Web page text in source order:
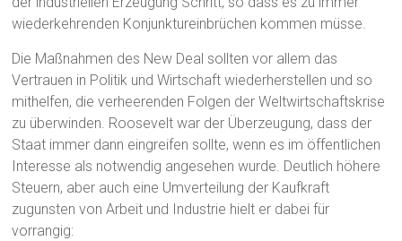
wiederkehrenden Konjunktureinbrüchen kommen müsse.
Die Maßnahmen des New Deal sollten vor allem das
Vertrauen in Politik und Wirtschaft wiederherstellen und so
mithelfen, die verheerenden Folgen der Weltwirtschaftskrise
zu überwinden. Roosevelt war der Überzeugung, dass der
Staat immer dann eingreifen sollte, wenn es im öffentlichen
Interesse als notwendig angesehen wurde. Deutlich höhere
Steuern, aber auch eine Umverteilung der Kaufkraft
zugunsten von Arbeit und Industrie hielt er dabei für
vorrangig: